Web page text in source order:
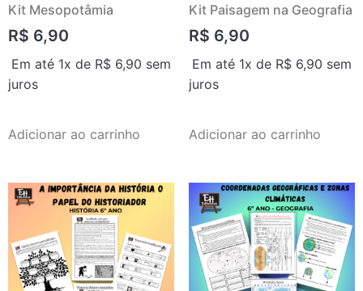
Kit Mesopotâmia
R$ 6,90
Em até 1x de R$ 6,90 sem
juros
Adicionar ao carrinho
Kit Paisagem na Geografia
R$ 6,90
Em até 1x de R$6,90 sem
juros
Adicionar ao carrinho